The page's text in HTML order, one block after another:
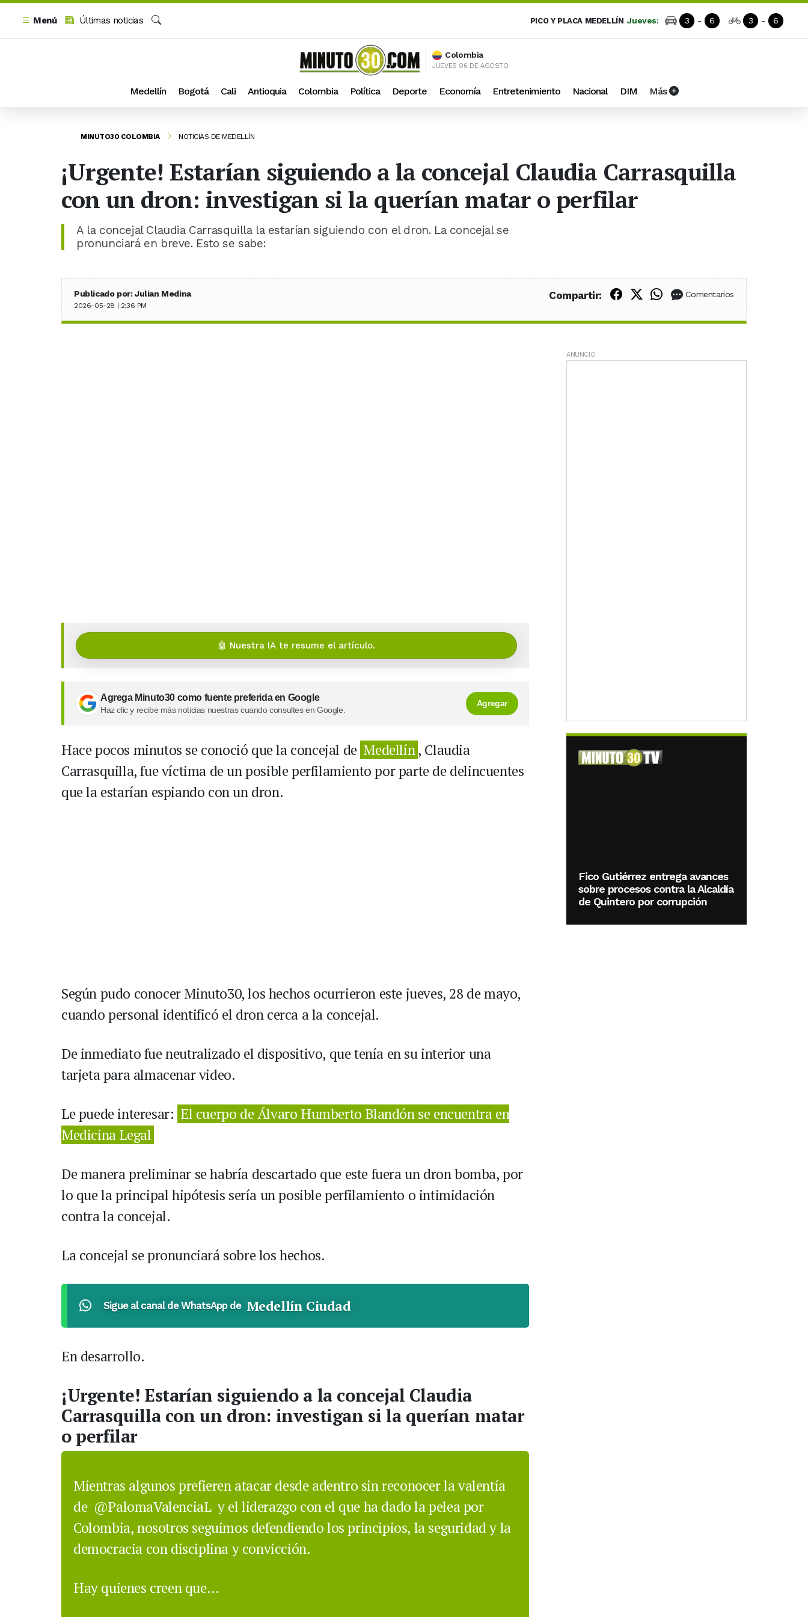
Menú
Últimas noticias
PICO Y PLACA MEDELLÍN Jueves: 3 - 6 3 - 6
Colombia
JUEVES 06 DE AGOSTO
Medellín Bogotá Cali Antioquia Colombia Política Deporte Economía Entretenimiento Nacional DIM Más
MINUTO30 COLOMBIA NOTICIAS DE MEDELLÍN
¡Urgente! Estarían siguiendo a la concejal Claudia Carrasquilla
con un dron: investigan si la querían matar o perfilar
A la concejal Claudia Carrasquilla la estarían siguiendo con el dron. La concejal se
pronunciará en breve. Esto se sabe:
Publicado por: Julian Medina
2026-05-28 | 2:36 PM
Compartir: Compartir en Facebook
Compartir en X (Twitter)
Compartir en WhatsApp
Comentarios
🤖 Nuestra IA te resume el artículo.
Agrega Minuto30 como fuente preferida en Google
Haz clic y recibe más noticias nuestras cuando consultes en Google.
Agregar
Hace pocos minutos se conoció que la concejal de Medellín, Claudia
Carrasquilla, fue víctima de un posible perfilamiento por parte de delincuentes
que la estarían espiando con un dron.
Según pudo conocer Minuto30, los hechos ocurrieron este jueves, 28 de mayo,
cuando personal identificó el dron cerca a la concejal.
De inmediato fue neutralizado el dispositivo, que tenía en su interior una
tarjeta para almacenar video.
Le puede interesar: El cuerpo de Álvaro Humberto Blandón se encuentra en
Medicina Legal
De manera preliminar se habría descartado que este fuera un dron bomba, por
lo que la principal hipótesis sería un posible perfilamiento o intimidación
contra la concejal.
La concejal se pronunciará sobre los hechos.
Sigue al canal de WhatsApp de Medellín Ciudad
En desarrollo.
¡Urgente! Estarían siguiendo a la concejal Claudia
Carrasquilla con un dron: investigan si la querían matar
o perfilar
Mientras algunos prefieren atacar desde adentro sin reconocer la valentía
de @PalomaValenciaL y el liderazgo con el que ha dado la pelea por
Colombia, nosotros seguimos defendiendo los principios, la seguridad y la
democracia con disciplina y convicción.
Hay quienes creen que…
ANUNCIO
Fico Gutiérrez entrega avances
sobre procesos contra la Alcaldía
de Quintero por corrupción